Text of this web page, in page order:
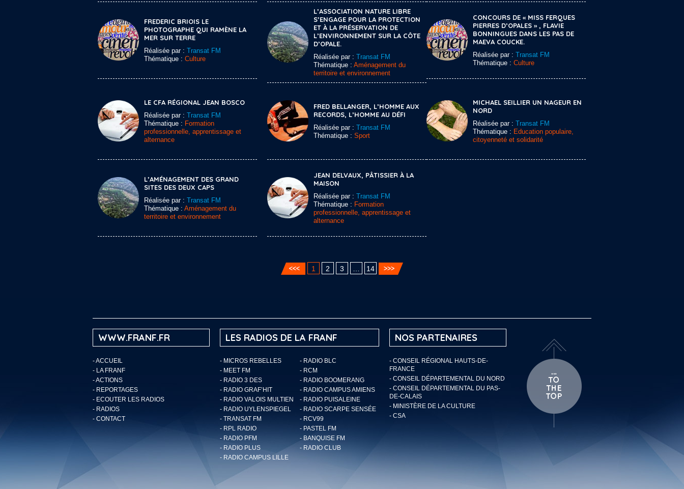
FREDERIC BRIOIS LE
PHOTOGRAPHE QUI RAMÈNE LA
MER SUR TERRE
Réalisée par : Transat FM
Thématique : Culture
L’ASSOCIATION NATURE LIBRE
S’ENGAGE POUR LA PROTECTION
ET À LA PRÉSERVATION DE
L’ENVIRONNEMENT SUR LA CÔTE
D’OPALE.
Réalisée par : Transat FM
Thématique : Aménagement du
territoire et environnement
CONCOURS DE « MISS FERQUES
PIERRES D’OPALES » , FLAVIE
BONNINGUES DANS LES PAS DE
MAEVA COUCKE.
Réalisée par : Transat FM
Thématique : Culture
LE CFA RÉGIONAL JEAN BOSCO
Réalisée par : Transat FM
Thématique : Formation
professionnelle, apprentissage et
alternance
FRED BELLANGER, L’HOMME AUX
RECORDS, L’HOMME AU DÉFI
Réalisée par : Transat FM
Thématique : Sport
MICHAEL SEILLIER UN NAGEUR EN
NORD
Réalisée par : Transat FM
Thématique : Education populaire,
citoyenneté et solidarité
L’AMÉNAGEMENT DES GRAND
SITES DES DEUX CAPS
Réalisée par : Transat FM
Thématique : Aménagement du
territoire et environnement
JEAN DELVAUX, PÂTISSIER À LA
MAISON
Réalisée par : Transat FM
Thématique : Formation
professionnelle, apprentissage et
alternance
1 2 3 14
WWW.FRANF.FR
-ACCUEIL
- LA FRANF
-ACTIONS
- REPORTAGES
- ECOUTER LES RADIOS
- RADIOS
- CONTACT
LES RADIOS DE LA FRANF
- MICROS REBELLES
- RADIO BLC
- MEET FM
- RCM
- RADIO 3 DES
- RADIO BOOMERANG
- RADIO GRAF’HIT
- RADIO CAMPUS AMIENS
- RADIO VALOIS MULTIEN
- RADIO PUISALEINE
- RADIO UYLENSPIEGEL
- RADIO SCARPE SENSÉE
- TRANSAT FM
- RCV99
- RPL RADIO
- PASTEL FM
- RADIO PFM
- BANQUISE FM
- RADIO PLUS
- RADIO CLUB
- RADIO CAMPUS LILLE
NOS PARTENAIRES
- CONSEIL RÉGIONAL HAUTS-DE-
FRANCE
- CONSEIL DÉPARTEMENTAL DU NORD
- CONSEIL DÉPARTEMENTAL DU PAS-
DE-CALAIS
- MINISTÈRE DE LA CULTURE
- CSA